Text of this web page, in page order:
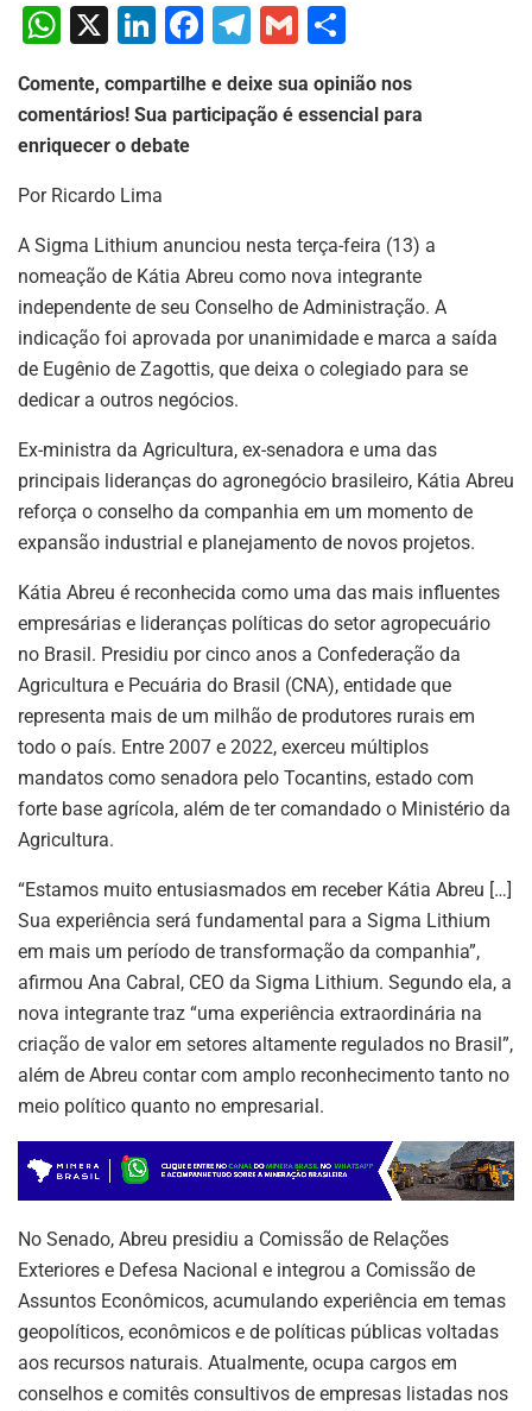
W
at
s
A
p
p
X
Li
k
e
n
F
c
o
k
T
el
e
gr
G
ai
h
ar
Comente, compartilhe e deixe sua opinião nos
comentários! Sua participação é essencial para
enriquecer o debate
Por Ricardo Lima
A Sigma Lithium anunciou nesta terça-feira (13) a
nomeação de Kátia Abreu como nova integrante
independente de seu Conselho de Administração. A
indicação foi aprovada por unanimidade e marca a saída
de Eugênio de Zagottis, que deixa o colegiado para se
dedicar a outros negócios.
Ex-ministra da Agricultura, ex-senadora e uma das
principais lideranças do agronegócio brasileiro, Kátia Abreu
reforça o conselho da companhia em um momento de
expansão industrial e planejamento de novos projetos.
Kátia Abreu é reconhecida como uma das mais influentes
empresárias e lideranças políticas do setor agropecuário
no Brasil. Presidiu por cinco anos a Confederação da
Agricultura e Pecuária do Brasil (CNA), entidade que
representa mais de um milhão de produtores rurais em
todo o país. Entre 2007 e 2022, exerceu múltiplos
mandatos como senadora pelo Tocantins, estado com
forte base agrícola, além de ter comandado o Ministério da
Agricultura.
“Estamos muito entusiasmados em receber Kátia Abreu […]
Sua experiência será fundamental para a Sigma Lithium
em mais um período de transformação da companhia”,
afirmou Ana Cabral, CEO da Sigma Lithium. Segundo ela, a
nova integrante traz “uma experiência extraordinária na
criação de valor em setores altamente regulados no Brasil”,
além de Abreu contar com amplo reconhecimento tanto no
meio político quanto no empresarial.
No Senado, Abreu presidiu a Comissão de Relações
Exteriores e Defesa Nacional e integrou a Comissão de
Assuntos Econômicos, acumulando experiência em temas
geopolíticos, econômicos e de políticas públicas voltadas
aos recursos naturais. Atualmente, ocupa cargos em
conselhos e comitês consultivos de empresas listadas nos